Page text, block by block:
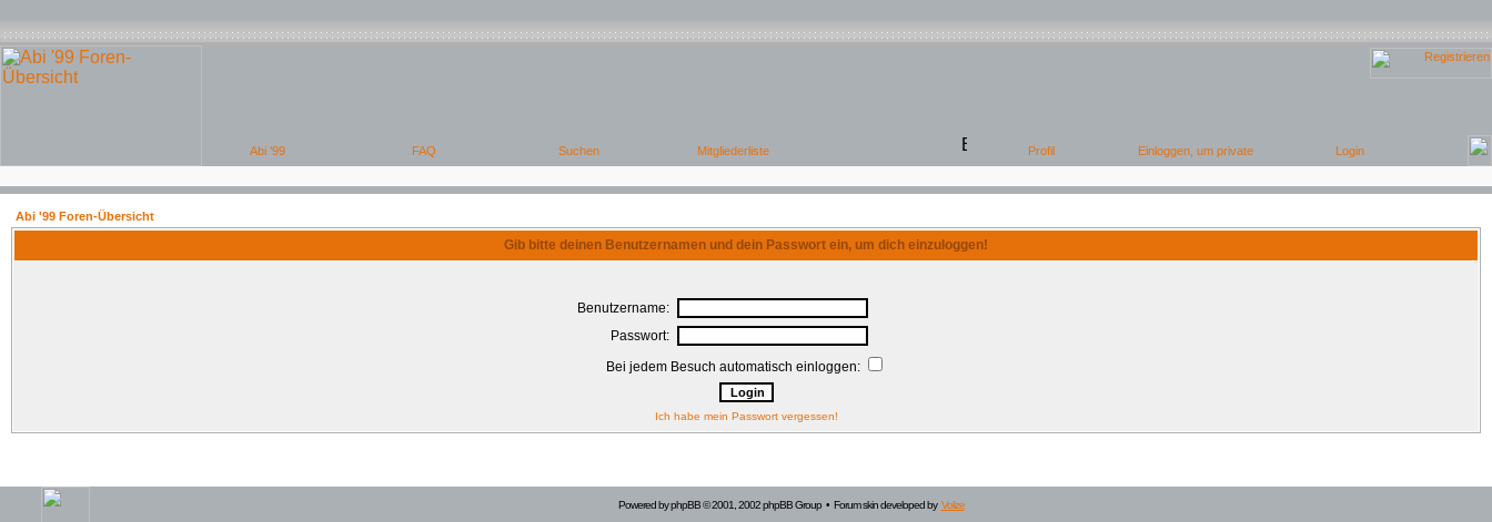
Abi '99 Foren-Übersicht
Gib bitte deinen Benutzernamen und dein Passwort ein, um dich einzuloggen!
Benutzername:
Passwort:
Bei jedem Besuch automatisch einloggen:
Ich habe mein Passwort vergessen!
Powered byphpBB© 2001, 2002 phpBB Group • Forum skin developed by Volize